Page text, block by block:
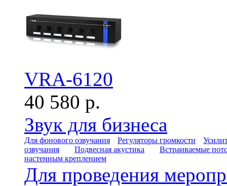
VRA-6120
40 580 р.
Звук для бизнеса
Для фонового озвучания Регуляторы громкости
озвучания
Подвесная акустика
Встраиваемые
настенным креплением
Для проведения